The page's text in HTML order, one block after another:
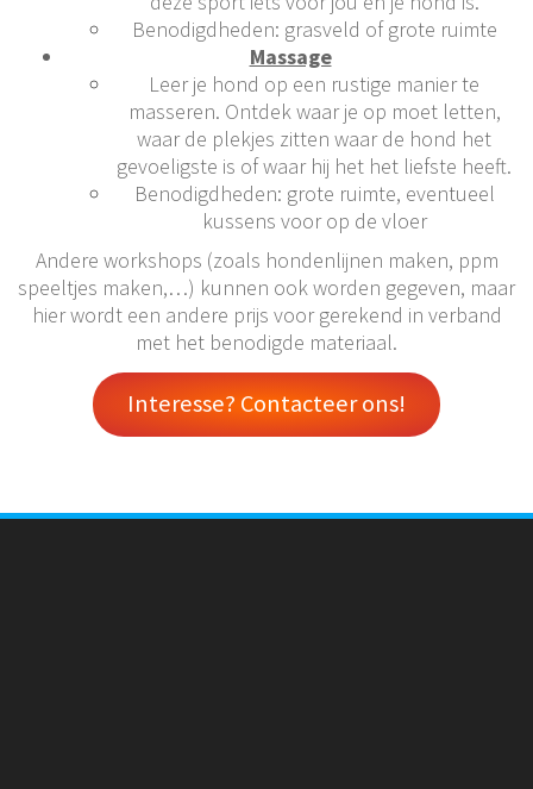
Benodigdheden: grasveld of grote ruimte
Massage
Leer je hond op een rustige manier te
masseren. Ontdek waar je op moet letten,
waar de plekjes zitten waar de hond het
gevoeligste is of waar hij het het liefste heeft.
Benodigdheden: grote ruimte, eventueel
kussens voor op de vloer
Andere workshops (zoals hondenlijnen maken, ppm
speeltjes maken,…) kunnen ook worden gegeven, maar
hier wordt een andere prijs voor gerekend in verband
met het benodigde materiaal.
Interesse? Contacteer ons!